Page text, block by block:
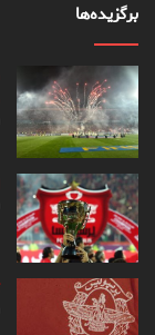
برگزیده‌ها